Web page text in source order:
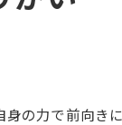
の力で前向き